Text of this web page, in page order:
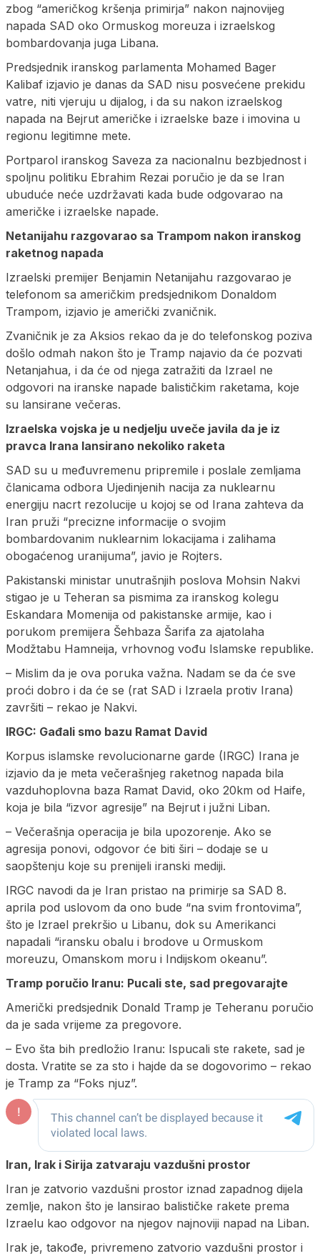
zbog “američkog kršenja primirja” nakon najnovijeg
napada SAD oko Ormuskog moreuza i izraelskog
bombardovanja juga Libana.
Predsjednik iranskog parlamenta Mohamed Bager
Kalibaf izjavio je danas da SAD nisu posvećene prekidu
vatre, niti vjeruju u dijalog, i da su nakon izraelskog
napada na Bejrut američke i izraelske baze i imovina u
regionu legitimne mete.
Portparol iranskog Saveza za nacionalnu bezbjednost i
spoljnu politiku Ebrahim Rezai poručio je da se Iran
ubuduće neće uzdržavati kada bude odgovarao na
američke i izraelske napade.
Netanijahu razgovarao sa Trampom nakon iranskog
raketnog napada
Izraelski premijer Benjamin Netanijahu razgovarao je
telefonom sa američkim predsjednikom Donaldom
Trampom, izjavio je američki zvaničnik.
Zvaničnik je za Aksios rekao da je do telefonskog poziva
došlo odmah nakon što je Tramp najavio da će pozvati
Netanjahua, i da će od njega zatražiti da Izrael ne
odgovori na iranske napade balističkim raketama, koje
su lansirane večeras.
Izraelska vojska je u nedjelju uveče javila da je iz
pravca Irana lansirano nekoliko raketa
SAD su u međuvremenu pripremile i poslale zemljama
članicama odbora Ujedinjenih nacija za nuklearnu
energiju nacrt rezolucije u kojoj se od Irana zahteva da
Iran pruži “precizne informacije o svojim
bombardovanim nuklearnim lokacijama i zalihama
obogaćenog uranijuma”, javio je Rojters.
Pakistanski ministar unutrašnjih poslova Mohsin Nakvi
stigao je u Teheran sa pismima za iranskog kolegu
Eskandara Momenija od pakistanske armije, kao i
porukom premijera Šehbaza Šarifa za ajatolaha
Modžtabu Hamneija, vrhovnog vođu Islamske republike.
– Mislim da je ova poruka važna. Nadam se da će sve
proći dobro i da će se (rat SAD i Izraela protiv Irana)
završiti – rekao je Nakvi.
IRGC: Gađali smo bazu Ramat David
Korpus islamske revolucionarne garde (IRGC) Irana je
izjavio da je meta večerašnjeg raketnog napada bila
vazduhoplovna baza Ramat David, oko 20km od Haife,
koja je bila “izvor agresije” na Bejrut i južni Liban.
– Večerašnja operacija je bila upozorenje. Ako se
agresija ponovi, odgovor će biti širi – dodaje se u
saopštenju koje su prenijeli iranski mediji.
IRGC navodi da je Iran pristao na primirje sa SAD 8.
aprila pod uslovom da ono bude “na svim frontovima”,
što je Izrael prekršio u Libanu, dok su Amerikanci
napadali “iransku obalu i brodove u Ormuskom
moreuzu, Omanskom moru i Indijskom okeanu”.
Tramp poručio Iranu: Pucali ste, sad pregovarajte
Američki predsjednik Donald Tramp je Teheranu poručio
da je sada vrijeme za pregovore.
– Evo šta bih predložio Iranu: Ispucali ste rakete, sad je
dosta. Vratite se za sto i hajde da se dogovorimo – rekao
je Tramp za “Foks njuz”.
Iran, Irak i Sirija zatvaraju vazdušni prostor
Iran je zatvorio vazdušni prostor iznad zapadnog dijela
zemlje, nakon što je lansirao balističke rakete prema
Izraelu kao odgovor na njegov najnoviji napad na Liban.
Irak je, takođe, privremeno zatvorio vazdušni prostor i